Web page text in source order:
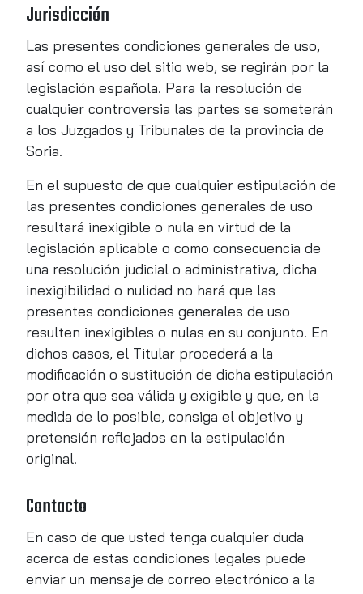
Jurisdicción
Las presentes condiciones generales de uso,
así como el uso del sitio web, se regirán por la
legislación española. Para la resolución de
cualquier controversia las partes se someterán
a los Juzgados y Tribunales de la provincia de
Soria.
En el supuesto de que cualquier estipulación de
las presentes condiciones generales de uso
resultará inexigible o nula en virtud de la
legislación aplicable o como consecuencia de
una resolución judicial o administrativa, dicha
inexigibilidad o nulidad no hará que las
presentes condiciones generales de uso
resulten inexigibles o nulas en su conjunto. En
dichos casos, el Titular procederá a la
modificación o sustitución de dicha estipulación
por otra que sea válida y exigible y que, en la
medida de lo posible, consiga el objetivo y
pretensión reflejados en la estipulación
original.
Contacto
En caso de que usted tenga cualquier duda
acerca de estas condiciones legales puede
enviar un mensaje de correo electrónico a la